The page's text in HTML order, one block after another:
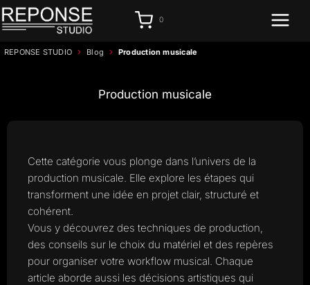
Aller
au
0
REPONSE STUDIO › Blog › Production musicale
Production musicale
Cette catégorie vous plonge dans l’univers de la
production musicale. Elle explore les étapes qui
transforment une idée en projet clair, structuré et
cohérent.
Vous y découvrez des techniques de production,
des conseils sur le choix du matériel et des repères
pour organiser votre workflow musical. Chaque
article aborde aussi les décisions artistiques qui